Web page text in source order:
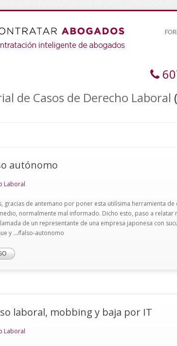
de Casos de Derecho Laboral
autónomo
Laboral
gracias de antemano por poner esta utilísima herramienta de
normalmente mal informado. Dicho esto, paso a relatar
de un representante de una empresa japonesa con
y .../falso-autonomo
laboral, mobbing y baja por IT
Laboral